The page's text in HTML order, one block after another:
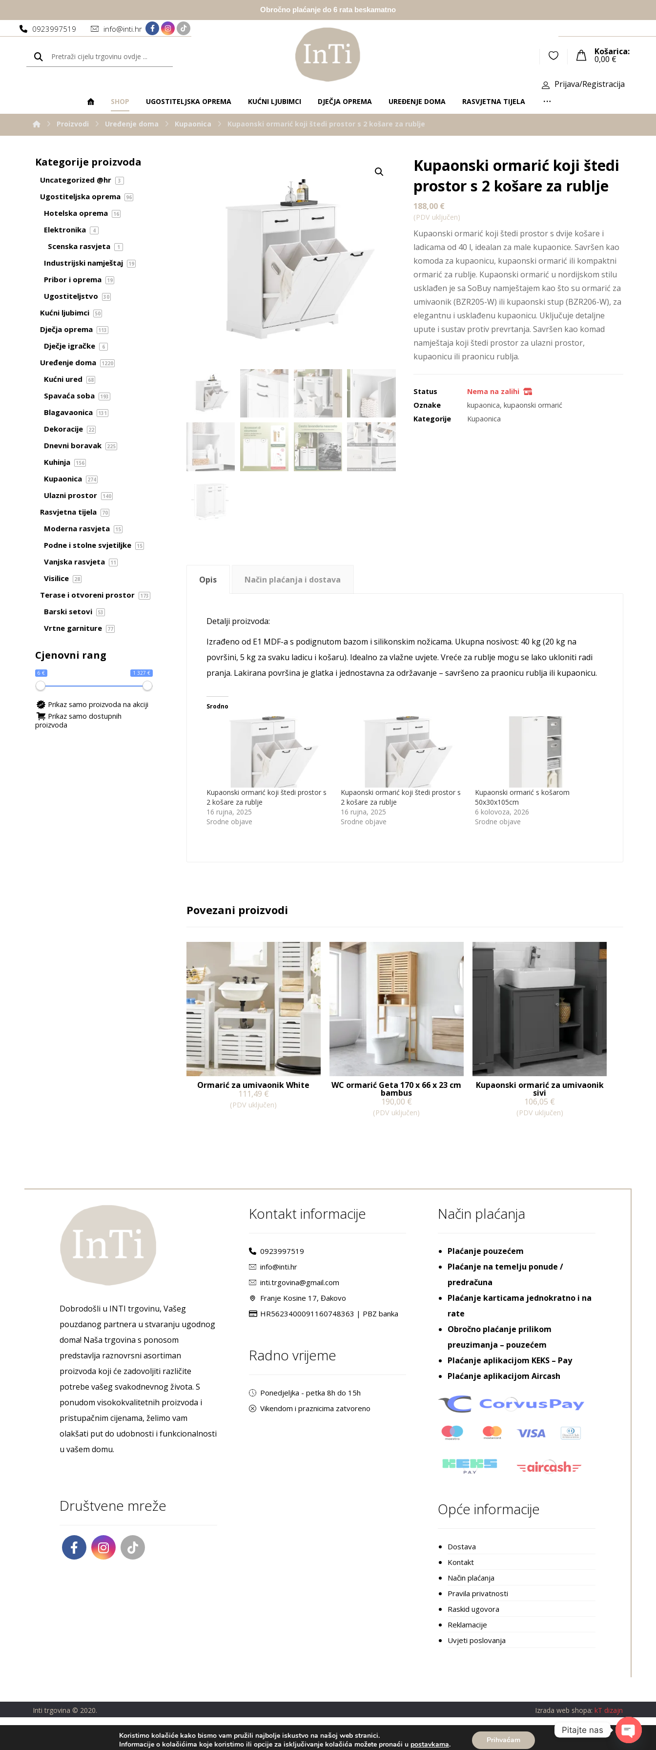
Obročno plaćanje do 6 rata beskamatno
0923997519 info@inti.hr
Košarica:
0,00 €
Prijava/Registracija
SHOP UGOSTITELJSKA OPREMA KUĆNI LJUBIMCI DJEČJA OPREMA UREĐENJE DOMA RASVJETNA TIJELA
Proizvodi Uređenje doma Kupaonica Kupaonski ormarić koji štedi prostor s 2 košare za rublje
Kupaonski ormarić koji štedi
prostor s 2 košare za rublje
188,00 €
(PDV uključen)
Kupaonski ormarić koji štedi prostor s dvije košare i
ladicama od 40 l, idealan za male kupaonice. Savršen kao
komoda za kupaonicu, kupaonski ormarić ili kompaktni
ormarić za rublje. Kupaonski ormarić u nordijskom stilu
usklađen je sa SoBuy namještajem kao što su ormarić za
umivaonik (BZR205-W) ili kupaonski stup (BZR206-W), za
elegantnu i usklađenu kupaonicu. Uključuje detaljne
upute i sustav protiv prevrtanja. Savršen kao komad
namještaja koji štedi prostor za ulazni prostor,
kupaonicu ili praonicu rublja.
Status
Nema na zalihi
Oznake
kupaonica,kupaonski ormarić
Kategorije
Kupaonica
Opis Način plaćanja i dostava
Detalji proizvoda:
Izrađeno od E1 MDF-a s podignutom bazom i silikonskim nožicama. Ukupna nosivost: 40 kg (20 kg na
površini, 5 kg za svaku ladicu i košaru). Idealno za vlažne uvjete. Vreće za rublje mogu se lako ukloniti radi
pranja. Lakirana površina je glatka i jednostavna za održavanje – savršeno za praonicu rublja ili kupaonicu.
Srodno
Kupaonski ormarić koji štedi prostor s
2 košare za rublje
16 rujna, 2025
Srodne objave
Kupaonski ormarić koji štedi prostor s
2 košare za rublje
16 rujna, 2025
Srodne objave
Kupaonski ormarić s košarom
50x30x105cm
6 kolovoza, 2026
Srodne objave
Povezani proizvodi
Ormarić za umivaonik White
111,49 €
(PDV uključen)
WC ormarić Geta 170 x 66 x 23 cm
bambus
190,00 €
(PDV uključen)
Kupaonski ormarić za umivaonik
sivi
106,05 €
(PDV uključen)
Kategorije proizvoda
Uncategorized @hr 3
Ugostiteljska oprema 96
Hotelska oprema 16
Elektronika 4
Scenska rasvjeta 1
Industrijski namještaj 19
Pribor i oprema 19
Ugostiteljstvo 30
Kućni ljubimci 50
Dječja oprema 113
Dječje igračke 6
Uređenje doma 1220
Kućni ured 68
Spavaća soba 193
Blagavaonica 131
Dekoracije 22
Dnevni boravak 225
Kuhinja 156
Kupaonica 274
Ulazni prostor 140
Rasvjetna tijela 70
Moderna rasvjeta 15
Podne i stolne svjetiljke 15
Vanjska rasvjeta 11
Visilice 28
Terase i otvoreni prostor 173
Barski setovi 53
Vrtne garniture 77
Cjenovni rang
6 € 1 327 €
Prikaz samo proizvoda na akciji
Prikaz samo dostupnih
proizvoda
Dobrodošli u INTI trgovinu, Vašeg
pouzdanog partnera u stvaranju ugodnog
doma! Naša trgovina s ponosom
predstavlja raznovrsni asortiman
proizvoda koji će zadovoljiti različite
potrebe vašeg svakodnevnog života. S
ponudom visokokvalitetnih proizvoda i
pristupačnim cijenama, želimo vam
olakšati put do udobnosti i funkcionalnosti
u vašem domu.
Društvene mreže
Kontakt informacije
0923997519
info@inti.hr
inti.trgovina@gmail.com
Franje Kosine 17, Đakovo
HR5623400091160748363 | PBZ banka
Radno vrijeme
Ponedjeljka - petka 8h do 15h
Vikendom i praznicima zatvoreno
Način plaćanja
Plaćanje pouzećem
Plaćanje na temelju ponude /
predračuna
Plaćanje karticama jednokratno i na
rate
Obročno plaćanje prilikom
preuzimanja – pouzećem
Plaćanje aplikacijom KEKS – Pay
Plaćanje aplikacijom Aircash
Opće informacije
Dostava
Kontakt
Način plaćanja
Pravila privatnosti
Raskid ugovora
Reklamacije
Uvjeti poslovanja
Inti trgovina © 2020. Izrada web shopa: kT dizajn
Koristimo kolačiće kako bismo vam pružili najbolje iskustvo na našoj web stranici.
Informacije o kolačićima koje koristimo ili opcije za isključivanje kolačića možete pronaći u postavkama. Prihvaćam
Bosnian Hrvatski Pitajte nas